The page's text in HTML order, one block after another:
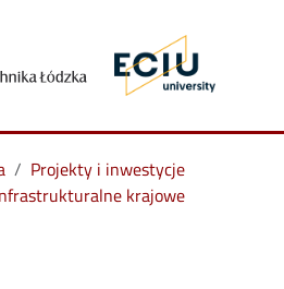
Projekty i inwestycje
krajowe